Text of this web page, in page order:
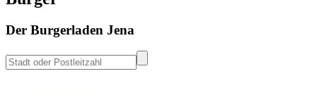
Der Burgerladen Jena